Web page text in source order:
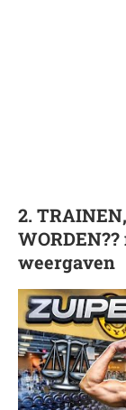
2.
weergaven